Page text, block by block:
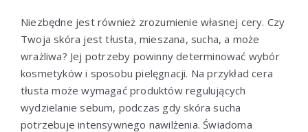
Niezbędne jest również zrozumienie własnej cery. Czy
Twoja skóra jest tłusta, mieszana, sucha, a może
wrażliwa? Jej potrzeby powinny determinować wybór
kosmetyków i sposobu pielęgnacji. Na przykład cera
tłusta może wymagać produktów regulujących
wydzielanie sebum, podczas gdy skóra sucha
potrzebuje intensywnego nawilżenia. Świadoma